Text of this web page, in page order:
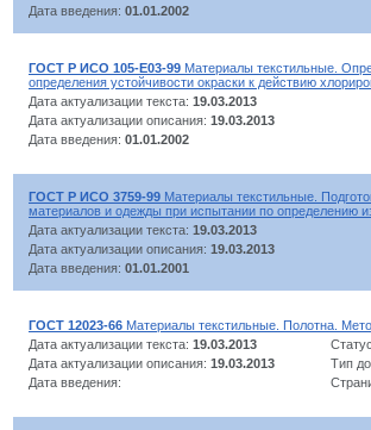
Дата введения: 01.01.2002
ГОСТ Р ИСО 105-E03-99 Материалы текстильные.
определения устойчивости окраски к действию
Дата актуализации текста: 19.03.2013
Дата актуализации описания: 19.03.2013
Дата введения: 01.01.2002
ГОСТ Р ИСО 3759-99 Материалы текстильные.
материалов и одежды при испытании по определению
Дата актуализации текста: 19.03.2013
Дата актуализации описания: 19.03.2013
Дата введения: 01.01.2001
ГОСТ 12023-66 Материалы текстильные. Полотна.
Дата актуализации текста: 19.03.2013
Дата актуализации описания: 19.03.2013 Тип
Дата введения: